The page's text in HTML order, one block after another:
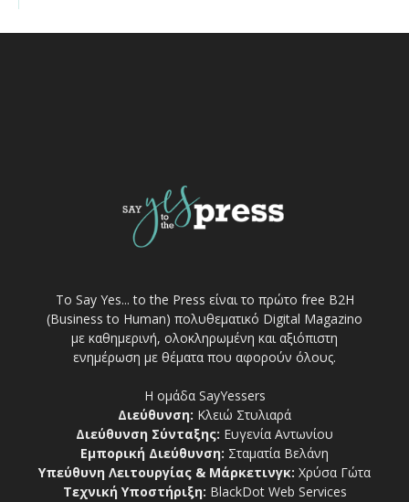
Το Say Yes... to the Press είναι το πρώτο free Β2Η
(Business to Human) πολυθεματικό Digital Magazino
με καθημερινή, ολοκληρωμένη και αξιόπιστη
ενημέρωση με θέματα που αφορούν όλους.
Η ομάδα SayYessers
Διεύθυνση: Κλειώ Στυλιαρά
Διεύθυνση Σύνταξης: Ευγενία Αντωνίου
Εμπορική Διεύθυνση: Σταματία Βελάνη
Υπεύθυνη Λειτουργίας & Μάρκετινγκ: Χρύσα Γώτα
Τεχνική Υποστήριξη: BlackDot Web Services